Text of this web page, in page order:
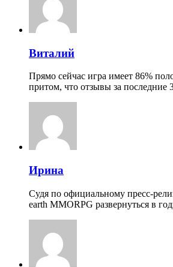
Виталий
Прямо сейчас игра имеет 86%
притом, что отзывы за последние
Ирина
Судя по официальному пресс-
earth MMORPG развернуться в